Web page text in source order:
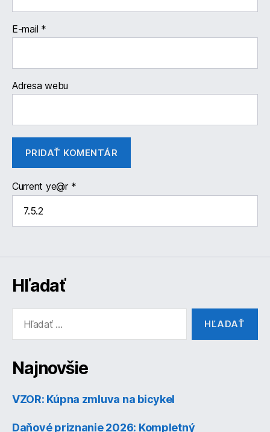
E-mail *
Adresa webu
Current ye@r *
Hľadať
Najnovšie
VZOR: Kúpna zmluva na bicykel
Daňové priznanie 2026: Kompletný